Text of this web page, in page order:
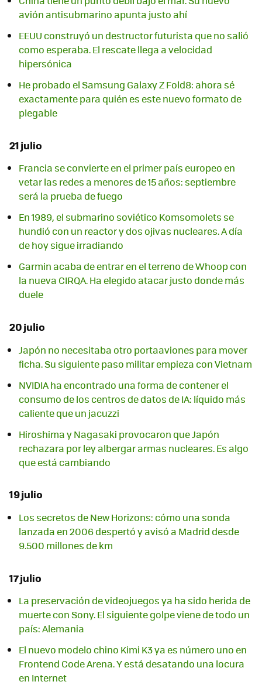
avión antisubmarino apunta justo ahí
EEUU construyó un destructor futurista que no salió
como esperaba. El rescate llega a velocidad
hipersónica
He probado el Samsung Galaxy Z Fold8: ahora sé
exactamente para quién es este nuevo formato de
plegable
21 julio
Francia se convierte en el primer país europeo en
vetar las redes a menores de 15 años: septiembre
será la prueba de fuego
En 1989, el submarino soviético Komsomolets se
hundió con un reactor y dos ojivas nucleares. A día
de hoy sigue irradiando
Garmin acaba de entrar en el terreno de Whoop con
la nueva CIRQA. Ha elegido atacar justo donde más
duele
20 julio
Japón no necesitaba otro portaaviones para mover
ficha. Su siguiente paso militar empieza con Vietnam
NVIDIA ha encontrado una forma de contener el
consumo de los centros de datos de IA: líquido más
caliente que un jacuzzi
Hiroshima y Nagasaki provocaron que Japón
rechazara por ley albergar armas nucleares. Es algo
que está cambiando
19 julio
Los secretos de New Horizons: cómo una sonda
lanzada en 2006 despertó y avisó a Madrid desde
9.500 millones de km
17 julio
La preservación de videojuegos ya ha sido herida de
muerte con Sony. El siguiente golpe viene de todo un
país: Alemania
El nuevo modelo chino Kimi K3 ya es número uno en
Frontend Code Arena. Y está desatando una locura
en Internet